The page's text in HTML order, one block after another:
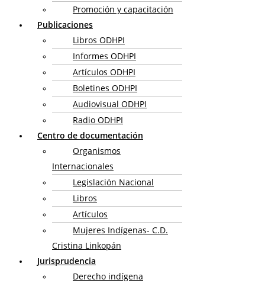
Promoción y capacitación
Publicaciones
Libros ODHPI
Informes ODHPI
Artículos ODHPI
Boletines ODHPI
Audiovisual ODHPI
Radio ODHPI
Centro de documentación
Organismos
Internacionales
Legislación Nacional
Libros
Artículos
Mujeres Indígenas- C.D.
Cristina Linkopán
Jurisprudencia
Derecho indígena